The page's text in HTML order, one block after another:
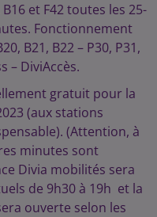
et F42 toutes les 25-
Fonctionnement
B21, B22 – P30, P31,
– DiviAccès.
gratuit pour la
(aux stations
(Attention, à
minutes sont
Divia mobilités sera
de 9h30 à 19h et la
ouverte selon les